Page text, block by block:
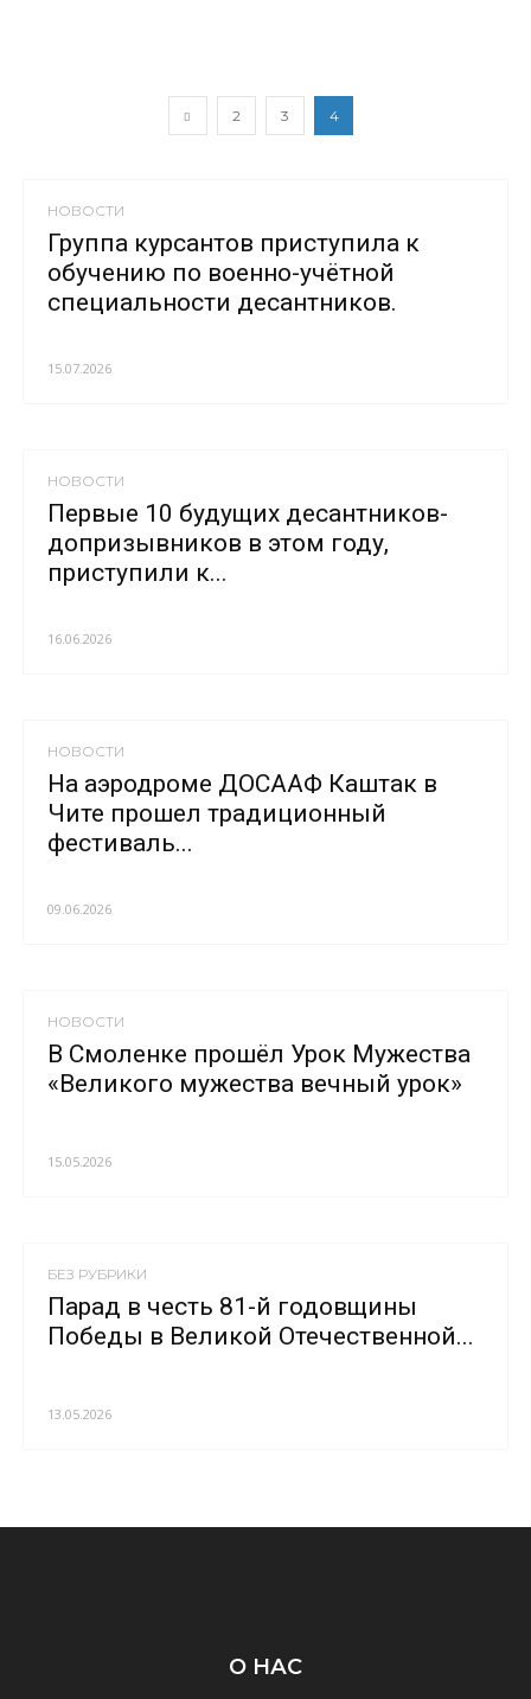
2 3 4
НОВОСТИ
Группа курсантов приступила к
обучению по военно-учётной
специальности десантников.
15.07.2026
НОВОСТИ
Первые 10 будущих десантников-
допризывников в этом году,
приступили к...
16.06.2026
НОВОСТИ
На аэродроме ДОСААФ Каштак в
Чите прошел традиционный
фестиваль...
09.06.2026
НОВОСТИ
В Смоленке прошёл Урок Мужества
«Великого мужества вечный урок»
15.05.2026
БЕЗ РУБРИКИ
Парад в честь 81-й годовщины
Победы в Великой Отечественной...
13.05.2026
О НАС